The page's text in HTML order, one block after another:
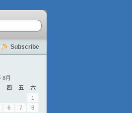
Subscribe
8月
四 五
六
1
6 7
8